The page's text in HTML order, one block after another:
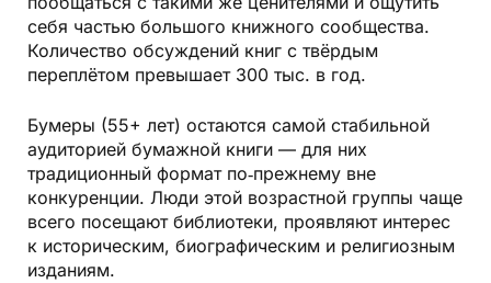
себя частью большого книжного сообщества.
Количество обсуждений книг с твёрдым
переплётом превышает 300 тыс. в год.
Бумеры (55+ лет) остаются самой стабильной
аудиторией бумажной книги — для них
традиционный формат по‑прежнему вне
конкуренции. Люди этой возрастной группы чаще
всего посещают библиотеки, проявляют интерес
к историческим, биографическим и религиозным
изданиям.